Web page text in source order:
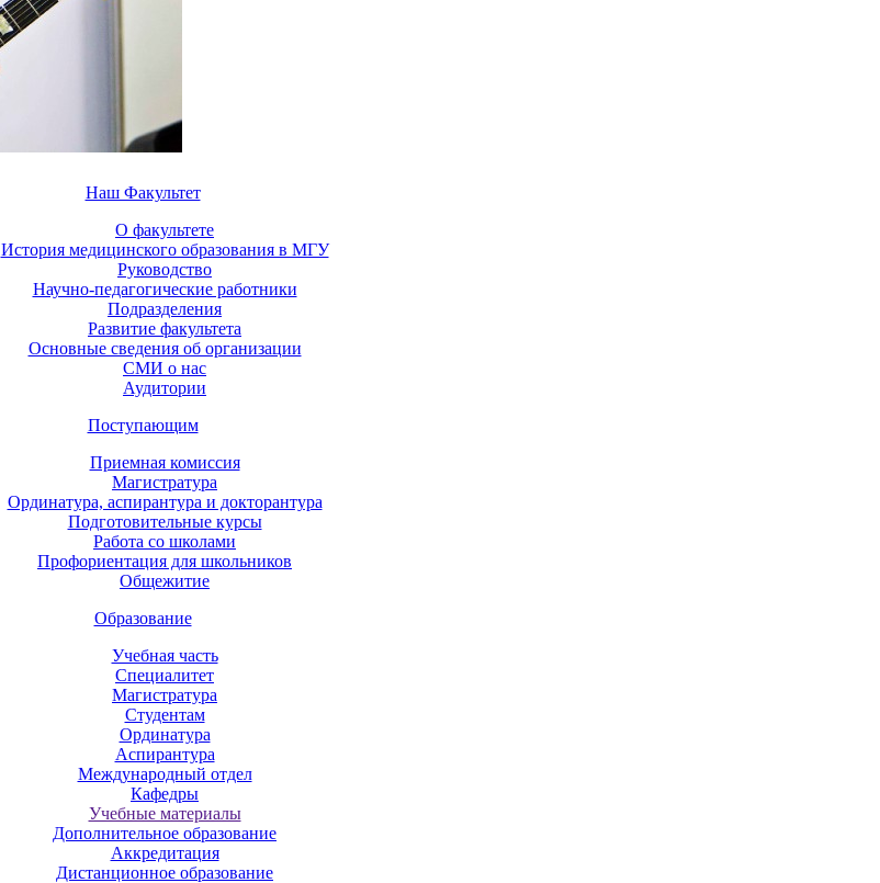
Наш Факультет
О факультете
История медицинского образования в МГУ
Руководство
Научно-педагогические работники
Подразделения
Развитие факультета
Основные сведения об организации
СМИ о нас
Аудитории
Поступающим
Приемная комиссия
Магистратура
Ординатура, аспирантура и докторантура
Подготовительные курсы
Работа со школами
Профориентация для школьников
Общежитие
Образование
Учебная часть
Специалитет
Магистратура
Студентам
Ординатура
Аспирантура
Международный отдел
Кафедры
Учебные материалы
Дополнительное образование
Аккредитация
Дистанционное образование